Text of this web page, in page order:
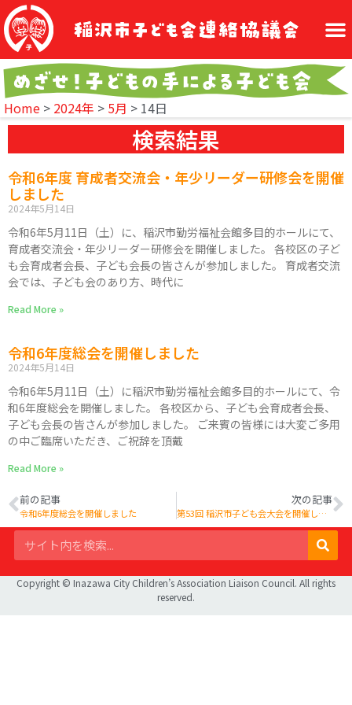
Home > 2024年 > 5月 > 14日
検索結果
令和6年度 育成者交流会・年少リーダー研修会を開催
しました
2024年5月14日
令和6年5月11日（土）に、稲沢市勤労福祉会館多目的ホールにて、
育成者交流会・年少リーダー研修会を開催しました。 各校区の子ど
も会育成者会長、子ども会長の皆さんが参加しました。 育成者交流
会では、子ども会のあり方、時代に
Read More »
令和6年度総会を開催しました
2024年5月14日
令和6年5月11日（土）に稲沢市勤労福祉会館多目的ホールにて、令
和6年度総会を開催しました。 各校区から、子ども会育成者会長、
子ども会長の皆さんが参加しました。 ご来賓の皆様には大変ご多用
の中ご臨席いただき、ご祝辞を頂戴
Read More »
前の記事
令和6年度総会を開催しました
次の記事
第53回 稲沢市子ども会大会を開催しました
Copyright © Inazawa City Children’s Association Liaison Council. All rights
reserved.